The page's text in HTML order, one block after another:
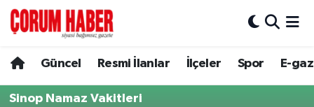
Güncel Resmi İlanlar İlçeler Spor E-
Sinop Namaz Vakitleri
Spor
Hava Durumu